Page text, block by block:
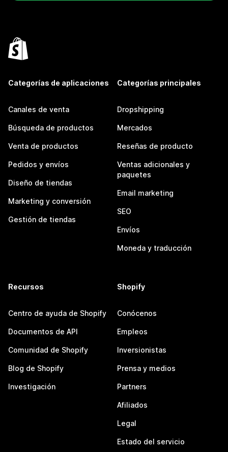
Categorías de aplicaciones
Canales de venta
Búsqueda de productos
Venta de productos
Pedidos y envíos
Diseño de tiendas
Marketing y conversión
Gestión de tiendas
Categorías principales
Dropshipping
Mercados
Reseñas de producto
Ventas adicionales y
paquetes
Email marketing
SEO
Envíos
Moneda y traducción
Recursos
Centro de ayuda de Shopify
Documentos de API
Comunidad de Shopify
Blog de Shopify
Investigación
Shopify
Conócenos
Empleos
Inversionistas
Prensa y medios
Partners
Afiliados
Legal
Estado del servicio